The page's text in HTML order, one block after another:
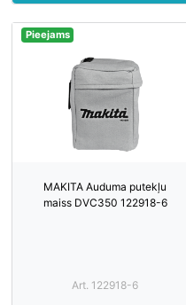
Pieejams
MAKITA Auduma putekļu
maiss DVC350 122918-6
Art. 122918-6